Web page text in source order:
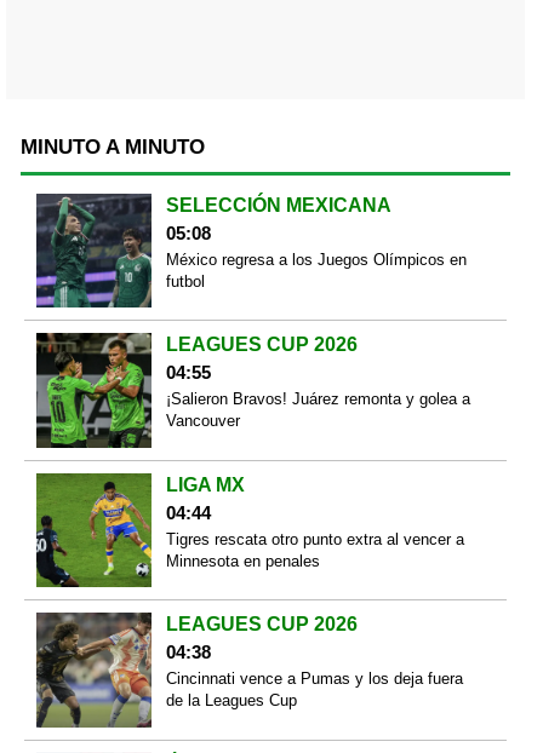
MINUTO A MINUTO
SELECCIÓN MEXICANA
05:08
México regresa a los Juegos Olímpicos en
futbol
LEAGUES CUP 2026
04:55
¡Salieron Bravos! Juárez remonta y golea a
Vancouver
LIGA MX
04:44
Tigres rescata otro punto extra al vencer a
Minnesota en penales
LEAGUES CUP 2026
04:38
Cincinnati vence a Pumas y los deja fuera
de la Leagues Cup